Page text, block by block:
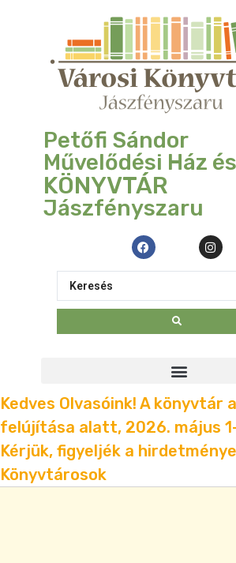
Petőfi Sándor
Művelődési Ház és
KÖNYVTÁR
Jászfényszaru
Kedves Olvasóink! A könyvtár
felújítása alatt, 2026. május
Kérjük, figyeljék a
Könyvtárosok